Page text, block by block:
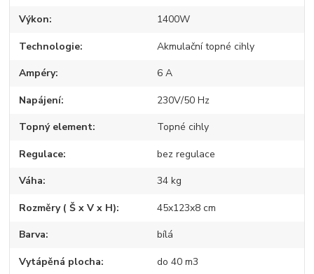
Výkon 1400W
Technologie Akmulační topné cihly
Ampéry 6 A
Napájení 230V/50 Hz
Topný element Topné cihly
Regulace bez regulace
Váha 34 kg
Rozměry ( Š x V x H) 45x123x8 cm
Barva bílá
Vytápěná plocha do 40 m3